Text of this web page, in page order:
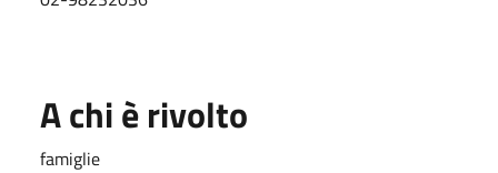
A chi è rivolto
famiglie